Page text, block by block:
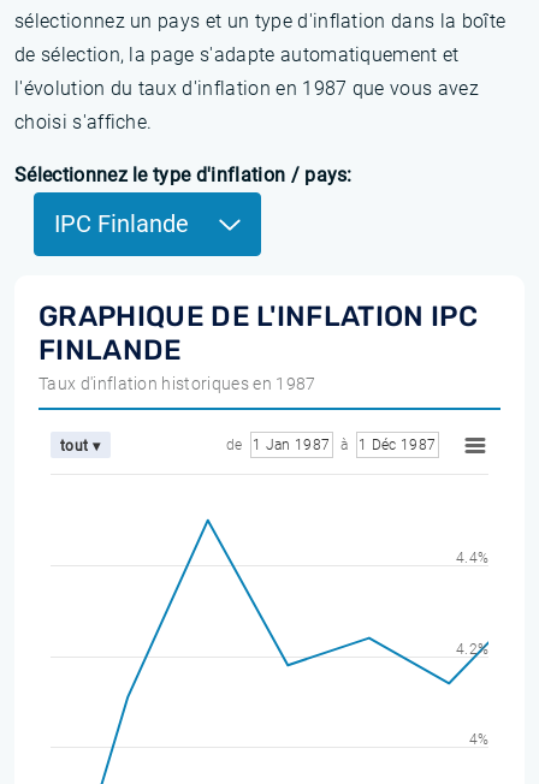
sélectionnez un pays et un type d'inflation dans la boîte
de sélection, la page s'adapte automatiquement et
l'évolution du taux d'inflation en 1987 que vous avez
choisi s'affiche.
Sélectionnez le type d'inflation / pays:
IPC Finlande
GRAPHIQUE DE L'INFLATION IPC
FINLANDE
Taux d'inflation historiques en 1987
tout ▾ de 1 Jan 1987 à 1 Déc 1987
4%
4.2%
4.4%